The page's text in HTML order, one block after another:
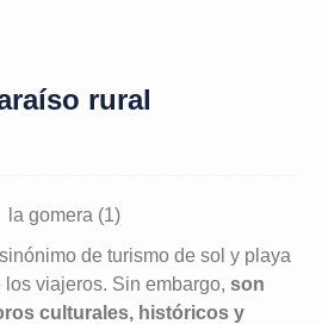
rural
de turismo de sol y playa
viajeros. Sin embargo, son
culturales, históricos y